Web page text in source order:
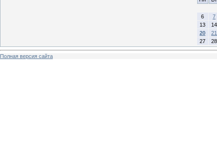
6
7
13
14
20
21
27
28
Полная версия сайта